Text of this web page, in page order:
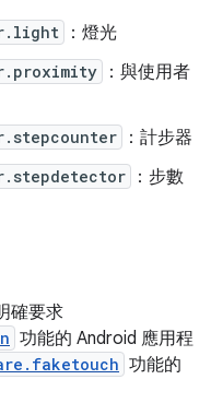
：燈光
：與使用者
：計步器
：步數
確要求
功能的 Android 應用程
功能的